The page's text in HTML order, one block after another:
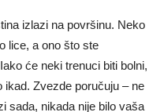
izlazi na površinu. Neko
lice, a ono što ste
će neki trenuci biti bolni,
Zvezde poručuju – ne
sada, nikada nije bilo vaša